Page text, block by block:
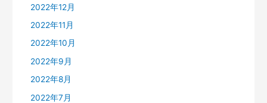
2022年12月
2022年11月
2022年10月
2022年9月
2022年8月
2022年7月